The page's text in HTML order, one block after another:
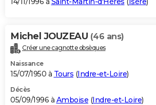
Michel JOUZEAU (46 ans)
Créer une cagnotte obsèques
Naissance
15/07/1950 à Tours (Indre-et-Loire)
Décès
05/09/1996 à Amboise (Indre-et-Loire)